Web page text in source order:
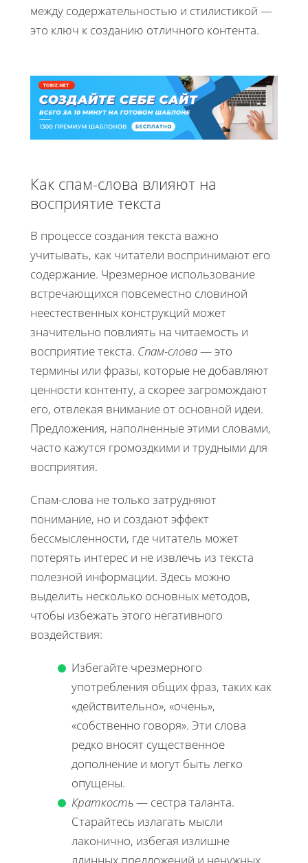
между содержательностью и стилистикой —
это ключ к созданию отличного контента.
Как спам-слова влияют на
восприятие текста
В процессе создания текста важно
учитывать, как читатели воспринимают его
содержание. Чрезмерное использование
встречающихся повсеместно словиной
неестественных конструкций может
значительно повлиять на читаемость и
восприятие текста. Спам-слова— это
термины или фразы, которые не добавляют
ценности контенту, а скорее загромождают
его, отвлекая внимание от основной идеи.
Предложения, наполненные этими словами,
часто кажутся громоздкими и трудными для
восприятия.
Спам-слова не только затрудняют
понимание, но и создают эффект
бессмысленности, где читатель может
потерять интерес и не извлечь из текста
полезной информации. Здесь можно
выделить несколько основных методов,
чтобы избежать этого негативного
воздействия:
Избегайте чрезмерного
употребления общих фраз, таких как
«действительно», «очень»,
«собственно говоря». Эти слова
редко вносят существенное
дополнение и могут быть легко
опущены.
Краткость— сестра таланта.
Старайтесь излагать мысли
лаконично, избегая излишне
длинных предложений и ненужных